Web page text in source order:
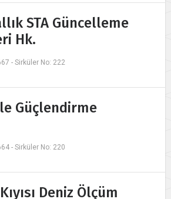
STA Güncelleme
Hk.
- Sirküler No: 222
Güçlendirme
- Sirküler No: 220
Deniz Ölçüm